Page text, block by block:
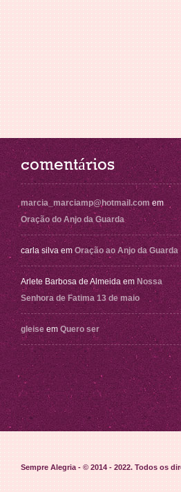
comentários
marcia_marciamp@hotmail.com em
Oração do Anjo da Guarda
carla silva em Oração ao Anjo da Guarda
Arlete Barbosa de Almeida em Nossa
Senhora de Fatima 13 de maio
gleise em Quero ser
Sempre Alegria - © 2014 - 2022. Todos os